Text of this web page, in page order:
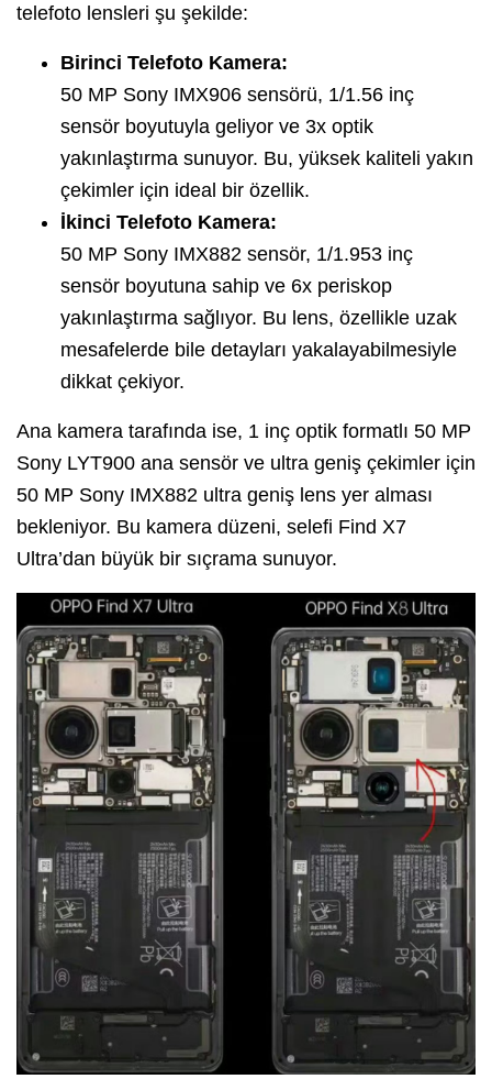
telefoto lensleri şu şekilde:
Birinci Telefoto Kamera:
50 MP Sony IMX906 sensörü, 1/1.56 inç
sensör boyutuyla geliyor ve 3x optik
yakınlaştırma sunuyor. Bu, yüksek kaliteli yakın
çekimler için ideal bir özellik.
İkinci Telefoto Kamera:
50 MP Sony IMX882 sensör, 1/1.953 inç
sensör boyutuna sahip ve 6x periskop
yakınlaştırma sağlıyor. Bu lens, özellikle uzak
mesafelerde bile detayları yakalayabilmesiyle
dikkat çekiyor.
Ana kamera tarafında ise, 1 inç optik formatlı 50 MP
Sony LYT900 ana sensör ve ultra geniş çekimler için
50 MP Sony IMX882 ultra geniş lens yer alması
bekleniyor. Bu kamera düzeni, selefi Find X7
Ultra’dan büyük bir sıçrama sunuyor.